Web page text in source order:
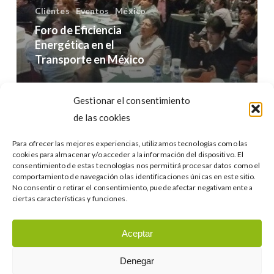
Gestionar el consentimiento
de las cookies
Para ofrecer las mejores experiencias, utilizamos tecnologías como las
cookies para almacenar y/o acceder a la información del dispositivo. El
consentimiento de estas tecnologías nos permitirá procesar datos como el
comportamiento de navegación o las identificaciones únicas en este sitio.
No consentir o retirar el consentimiento, puede afectar negativamente a
ciertas características y funciones.
Aceptar
Denegar
en
México
Clientes Eventos México
Foro de Eficiencia
Energética en el
Transporte en México
Categories